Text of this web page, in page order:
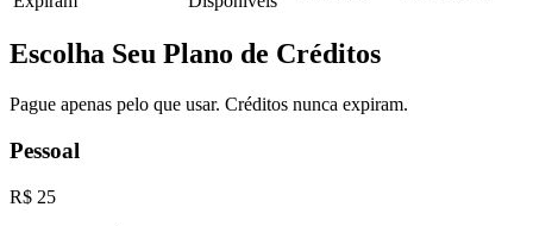
Escolha Seu Plano de Créditos
Pague apenas pelo que usar. Créditos nunca expiram.
Pessoal
R$ 25